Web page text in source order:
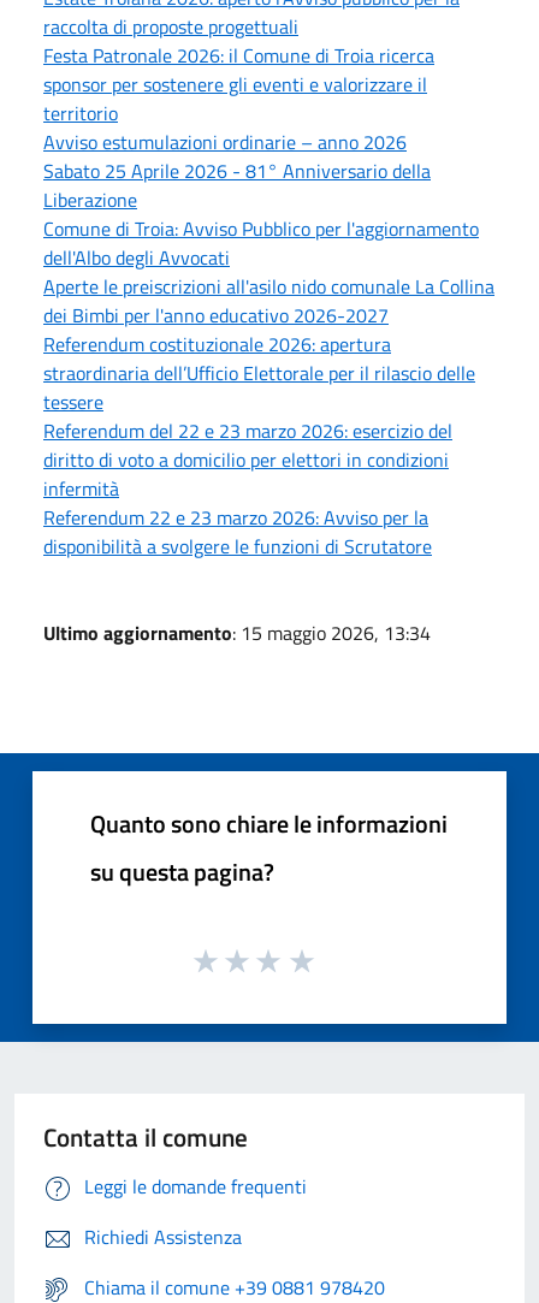
raccolta di proposte progettuali
Festa Patronale 2026: il Comune di Troia ricerca
sponsor per sostenere gli eventi e valorizzare il
territorio
Avviso estumulazioni ordinarie – anno 2026
Sabato 25 Aprile 2026 - 81° Anniversario della
Liberazione
Comune di Troia: Avviso Pubblico per l'aggiornamento
dell'Albo degli Avvocati
Aperte le preiscrizioni all'asilo nido comunale La Collina
dei Bimbi per l'anno educativo 2026-2027
Referendum costituzionale 2026: apertura
straordinaria dell’Ufficio Elettorale per il rilascio delle
tessere
Referendum del 22 e 23 marzo 2026: esercizio del
diritto di voto a domicilio per elettori in condizioni
infermità
Referendum 22 e 23 marzo 2026: Avviso per la
disponibilità a svolgere le funzioni di Scrutatore
Ultimo aggiornamento: 15 maggio 2026, 13:34
Quanto sono chiare le informazioni
su questa pagina?
Contatta il comune
Leggi le domande frequenti
Richiedi Assistenza
Chiama il comune +39 0881 978420